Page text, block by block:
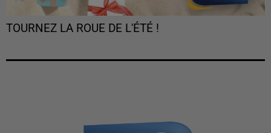
TOURNEZ LA ROUE DE L'ÉTÉ !